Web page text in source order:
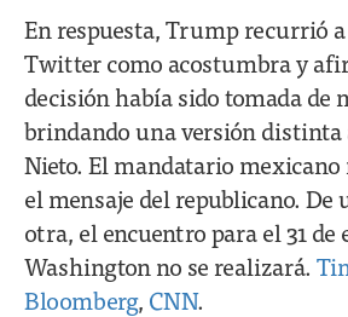
En respuesta, Trump recurrió
Twitter como acostumbra y
decisión había sido tomada de
brindando una versión distinta
Nieto. El mandatario mexicano
el mensaje del republicano. De
otra, el encuentro para el 31 de
Washington no se realizará.
Bloomberg, CNN.